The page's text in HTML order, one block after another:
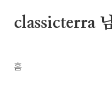
classicterra
홈